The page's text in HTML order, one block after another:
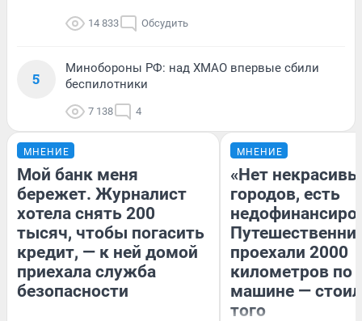
14 833 Обсудить
5
Минобороны РФ: над ХМАО впервые сбили
беспилотники
7 138 4
МНЕНИЕ
Мой банк меня
бережет. Журналист
хотела снять 200
тысяч, чтобы погасить
кредит, — к ней домой
приехала служба
безопасности
МНЕНИЕ
«Нет
городов, есть
проехали 2000
километров по
машине —
того